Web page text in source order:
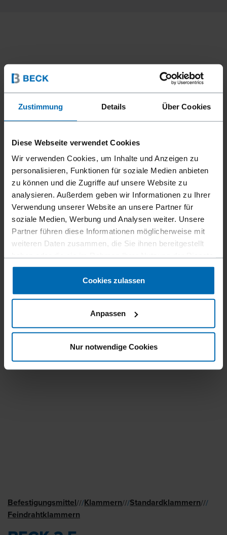
Zustimmung Details Über Cookies
Diese Webseite verwendet Cookies
Wir verwenden Cookies, um Inhalte und Anzeigen zu
personalisieren, Funktionen für soziale Medien anbieten
zu können und die Zugriffe auf unsere Website zu
analysieren. Außerdem geben wir Informationen zu Ihrer
Verwendung unserer Website an unsere Partner für
soziale Medien, Werbung und Analysen weiter. Unsere
Partner führen diese Informationen möglicherweise mit
weiteren Daten zusammen, die Sie ihnen bereitgestellt
gesammelt haben.
Cookies zulassen
Anpassen
Nur notwendige Cookies
Befestigungsmittel///Klammern///Standard­klammern///
Feindraht­klammern